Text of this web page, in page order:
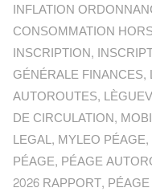
INFLATION
CONSOMMATION
INSCRIPTION,
GÉNÉRALE FINANCES,
AUTOROUTES,
DE CIRCULATION,
LEGAL, MYLEO PÉAGE,
PÉAGE, PÉAGE
2026 RAPPORT,